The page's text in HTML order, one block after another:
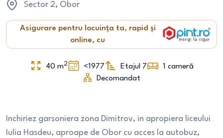
Sector 2, Obor
Asigurare pentru locuința ta, rapid și
online, cu
40 m2 <1977 Etajul 7 1 cameră
Decomandat
Inchiriez garsoniera zona Dimitrov, in apropiera liceului
Iulia Hasdeu, aproape de Obor cu acces la autobuz,